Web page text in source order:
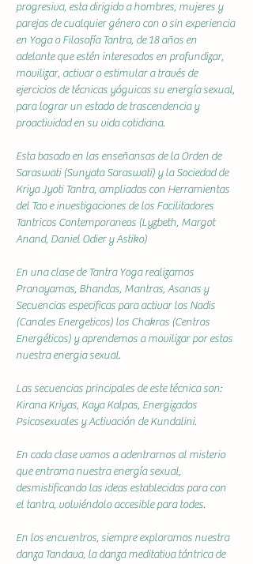
progresiva, esta dirigido a hombres, mujeres y
parejas de cualquier género con o sin experiencia
en Yoga o Filosofía Tantra, de 18 años en
adelante que estén interesados en profundizar,
movilizar, activar o estimular a través de
ejercicios de técnicas yóguicas su energía sexual,
para lograr un estado de trascendencia y
proactividad en su vida cotidiana.
Esta basado en las enseñansas de la Orden de
Saraswati (Sunyata Saraswati) y la Sociedad de
Kriya Jyoti Tantra, ampliadas con Herramientas
del Tao e investigaciones de los Facilitadores
Tantricos Contemporaneos (Lyzbeth, Margot
Anand, Daniel Odier y Astiko)
En una clase de Tantra Yoga realizamos
Pranayamas, Bhandas, Mantras, Asanas y
Secuencias especificas para activar los Nadis
(Canales Energeticos) los Chakras (Centros
Energéticos) y aprendemos a movilizar por estos
nuestra energia sexual.
Las secuencias principales de este técnica son:
Kirana Kriyas, Kaya Kalpas, Energizados
Psicosexuales y Activación de Kundalini.
En cada clase vamos a adentrarnos al misterio
que entrama nuestra energía sexual,
desmistificando las ideas establecidas para con
el tantra, volviéndolo accesible para todes.
En los encuentros, siempre exploramos nuestra
danza Tandava, la danza meditativa tántrica de